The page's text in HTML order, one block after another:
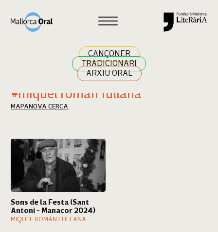
CANÇONER
TRADICIONARI
ARXIU ORAL
Cercar
Resultats cerca
#miquel román fullana
MAPA NOVA CERCA
Sons de la Festa (Sant
Antoni - Manacor 2024)
MIQUEL ROMÁN FULLANA